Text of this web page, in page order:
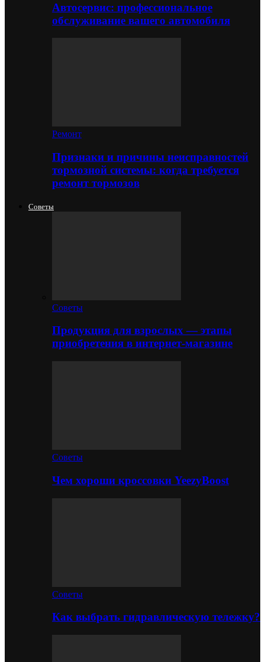
Автосервис: профессиональное
обслуживание вашего автомобиля
Ремонт
Признаки и причины неисправностей
тормозной системы: когда требуется
ремонт тормозов
Советы
Советы
Продукция для взрослых — этапы
приобретения в интернет-магазине
Советы
Чем хороши кроссовки YeezyBoost
Советы
Как выбрать гидравлическую тележку?